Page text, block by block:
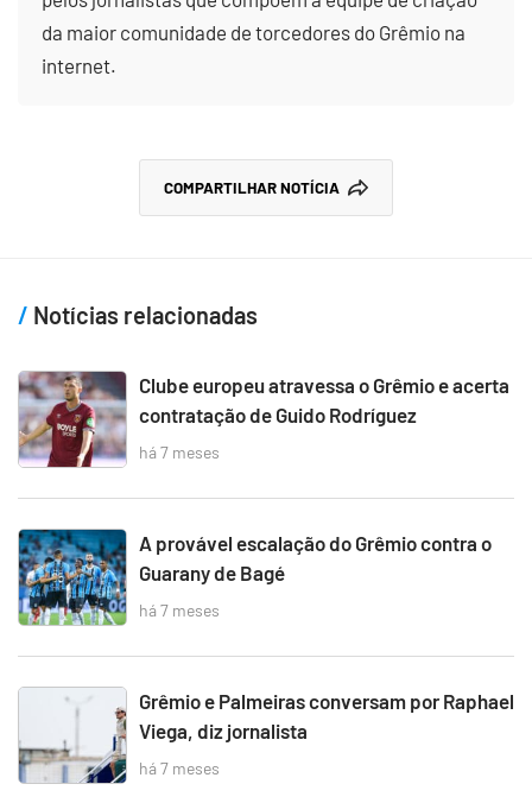
da maior comunidade de torcedores do Grêmio na
internet.
COMPARTILHAR NOTÍCIA
Notícias relacionadas
Clube europeu atravessa o Grêmio e acerta
contratação de Guido Rodríguez
há 7 meses
A provável escalação do Grêmio contra o
Guarany de Bagé
há 7 meses
Grêmio e Palmeiras conversam por Raphael
Viega, diz jornalista
há 7 meses